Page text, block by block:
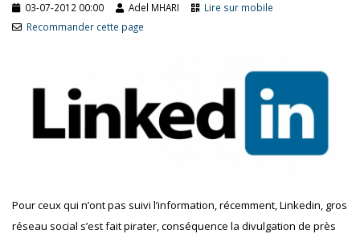
03-07-2012 00:00 Adel MHARI
Lire sur mobile
Recommander cette page
Pour ceux qui n’ont pas suivi l’information, récemment, Linkedin, gros
réseau social s’est fait pirater, conséquence la divulgation de près